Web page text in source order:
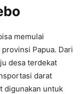
memulai
Papua. Dari
desa terdekat
darat
digunakan untuk